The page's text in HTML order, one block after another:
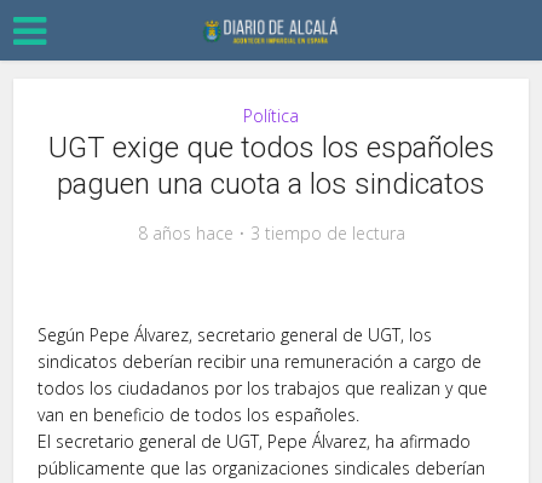
Política
UGT exige que todos los españoles
paguen una cuota a los sindicatos
8 años hace 3 tiempo de lectura
Según Pepe Álvarez, secretario general de UGT, los
sindicatos deberían recibir una remuneración a cargo de
todos los ciudadanos por los trabajos que realizan y que
van en beneficio de todos los españoles.
El secretario general de UGT, Pepe Álvarez, ha afirmado
públicamente que las organizaciones sindicales deberían